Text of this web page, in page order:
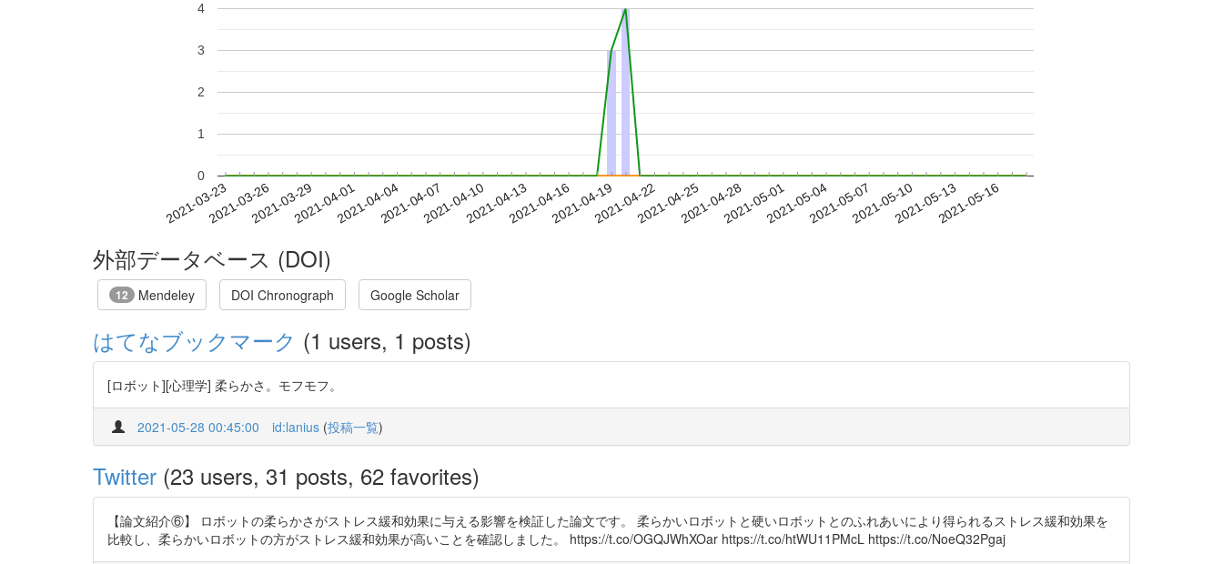
2021-03-232021-03-262021-03-292021-04-012021-04-042021-04-072021-04-102021-04-132021-04-162021-04-192021-04-222021-04-252021-04-282021-05-012021-05-042021-05-072021-05-102021-05-132021-05-16
0
1
2
3
4
外部データベース (DOI)
12 Mendeley DOI Chronograph Google Scholar
はてなブックマーク (1 users, 1 posts)
[ロボット][心理学] 柔らかさ。モフモフ。
2021-05-28 00:45:00 id:lanius (投稿一覧)
Twitter (23 users, 31 posts, 62 favorites)
【論文紹介⑥】 ロボットの柔らかさがストレス緩和効果に与える影響を検証した論文です。 柔らかいロボットと硬いロボットとのふれあいにより得られるストレス緩和効果を
比較し、柔らかいロボットの方がストレス緩和効果が高いことを確認しました。 https://t.co/OGQJWhXOar https://t.co/htWU11PMcL https://t.co/NoeQ32Pgaj